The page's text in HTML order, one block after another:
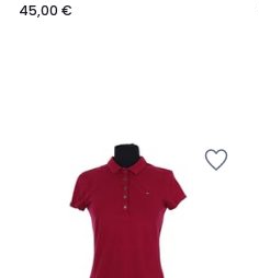
45,00 €